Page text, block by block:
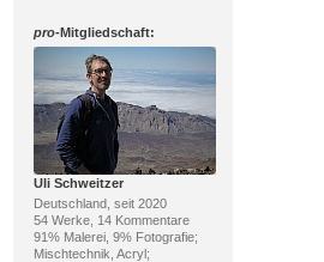
pro-Mitgliedschaft:
Uli Schweitzer
Deutschland, seit 2020
54 Werke, 14 Kommentare
91% Malerei, 9% Fotografie;
Mischtechnik, Acryl;